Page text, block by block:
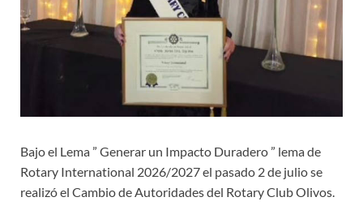
Bajo el Lema ” Generar un Impacto Duradero ” lema de
Rotary International 2026/2027 el pasado 2 de julio se
realizó el Cambio de Autoridades del Rotary Club Olivos.